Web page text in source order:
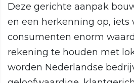
Deze gerichte aanpak
en een herkenning op, iets
consumenten enorm
rekening te houden met
worden Nederlandse